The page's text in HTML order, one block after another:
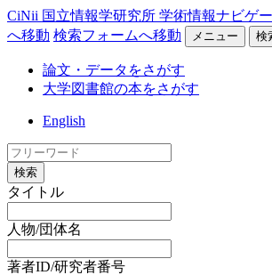
CiNii 国立情報学研究所 学術情報ナビゲ
へ移動 検索フォームへ移動 メニュー 検
論文・データをさがす
大学図書館の本をさがす
English
検索
タイトル
人物/団体名
著者ID/研究者番号